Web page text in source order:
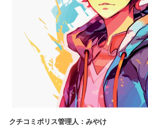
クチコミポリス管理人：みやけ